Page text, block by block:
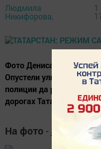
Людмила
Никифорова,
1
Фото Дениса Фролова
Опустели улицы
полиции да редкие
дорогах Татарстана.
На фото- Заслон в